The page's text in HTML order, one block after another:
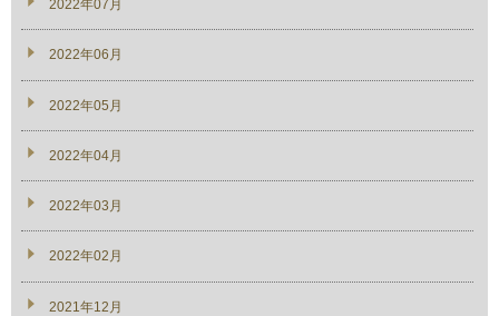
2022年07月
2022年06月
2022年05月
2022年04月
2022年03月
2022年02月
2021年12月